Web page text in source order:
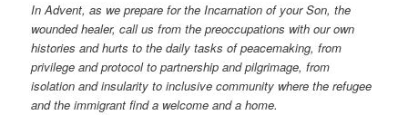
In Advent, as we prepare for the Incarnation of your Son, the
wounded healer, call us from the preoccupations with our own
histories and hurts to the daily tasks of peacemaking, from
privilege and protocol to partnership and pilgrimage, from
isolation and insularity to inclusive community where the refugee
and the immigrant find a welcome and a home.